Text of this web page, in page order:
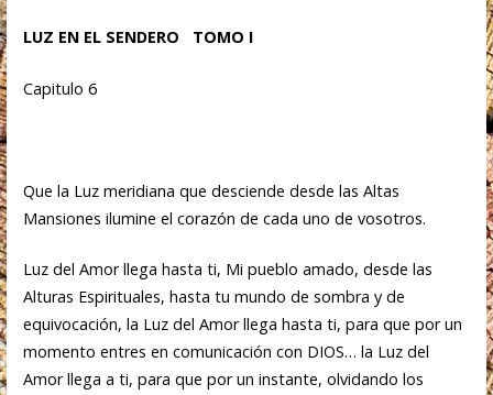
LUZ EN EL SENDERO TOMO I
Capitulo 6
Que la Luz meridiana que desciende desde las Altas
Mansiones ilumine el corazón de cada uno de vosotros.
Luz del Amor llega hasta ti, Mi pueblo amado, desde las
Alturas Espirituales, hasta tu mundo de sombra y de
equivocación, la Luz del Amor llega hasta ti, para que por un
momento entres en comunicación con DIOS… la Luz del
Amor llega a ti, para que por un instante, olvidando los